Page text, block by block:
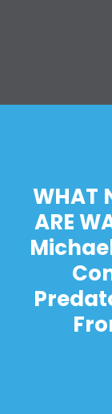
WHAT
ARE